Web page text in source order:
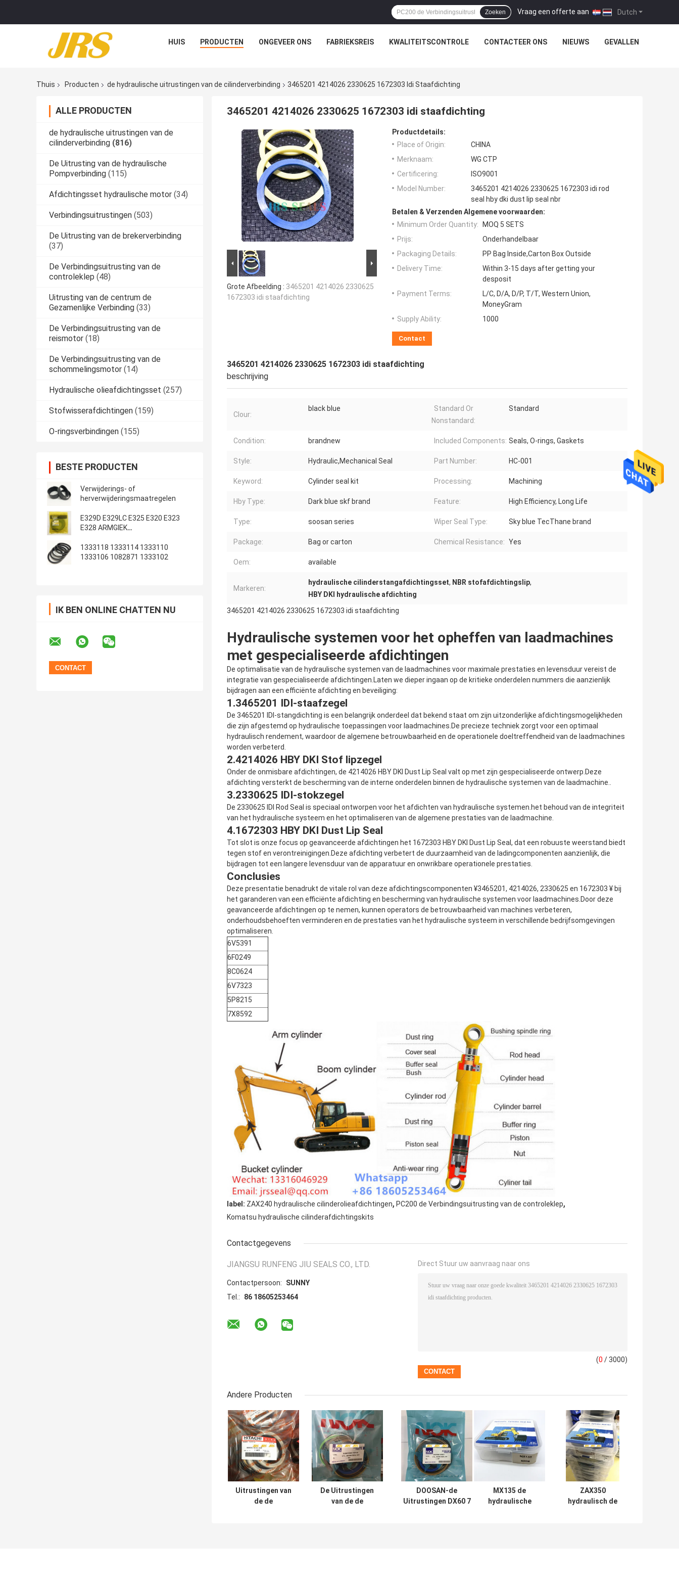
Dutch
Vraag een offerte aan |
Zoeken
HUIS PRODUCTEN ONGEVEER ONS FABRIEKSREIS KWALITEITSCONTROLE CONTACTEER ONS NIEUWS GEVALLEN
Thuis Producten de hydraulische uitrustingen van de cilinderverbinding 3465201 4214026 2330625 1672303 Idi Staafdichting
ALLE PRODUCTEN
de hydraulische uitrustingen van de
cilinderverbinding (816)
De Uitrusting van de hydraulische
Pompverbinding (115)
Afdichtingsset hydraulische motor (34)
Verbindingsuitrustingen (503)
De Uitrusting van de brekerverbinding
(37)
De Verbindingsuitrusting van de
controleklep (48)
Uitrusting van de centrum de
Gezamenlijke Verbinding (33)
De Verbindingsuitrusting van de
reismotor (18)
De Verbindingsuitrusting van de
schommelingsmotor (14)
Hydraulische olieafdichtingsset (257)
Stofwisserafdichtingen (159)
O-ringsverbindingen (155)
BESTE PRODUCTEN
Verwijderings- of
herverwijderingsmaatregelen
E329D E329LC E325 E320 E323
E328 ARMGIEK
1333118 1333114 1333110
1333106 1082871 1333102
IK BEN ONLINE CHATTEN NU
3465201 4214026 2330625 1672303 idi staafdichting
Grote Afbeelding : 3465201 4214026 2330625
1672303 idi staafdichting
Productdetails:
Place of Origin:
CHINA
Merknaam:
WG CTP
Certificering:
ISO9001
Model Number:
3465201 4214026 2330625 1672303 idi rod
seal hby dki dust lip seal nbr
Betalen & Verzenden Algemene voorwaarden:
Minimum Order Quantity:
MOQ 5 SETS
Prijs:
Onderhandelbaar
Packaging Details:
PP Bag Inside,Carton Box Outside
Delivery Time:
Within 3-15 days after getting your
desposit
Payment Terms:
L/C, D/A, D/P, T/T, Western Union,
MoneyGram
Supply Ability:
1000
Contact
3465201 4214026 2330625 1672303 idi staafdichting
beschrijving
Clour:
black blue
Standard Or
Nonstandard:
Standard
Condition: brandnew Included Components: Seals, O-rings, Gaskets
Style: Hydraulic,Mechanical Seal Part Number: HC-001
Keyword: Cylinder seal kit Processing: Machining
Hby Type: Dark blue skf brand Feature: High Efficiency, Long Life
Type: soosan series Wiper Seal Type: Sky blue TecThane brand
Package: Bag or carton Chemical Resistance: Yes
Oem: available
Markeren:
hydraulische cilinderstangafdichtingsset, NBR stofafdichtingslip,
HBY DKI hydraulische afdichting
3465201 4214026 2330625 1672303 idi staafdichting
Hydraulische systemen voor het opheffen van laadmachines
met gespecialiseerde afdichtingen
De optimalisatie van de hydraulische systemen van de laadmachines voor maximale prestaties en levensduur vereist de
integratie van gespecialiseerde afdichtingen.Laten we dieper ingaan op de kritieke onderdelen nummers die aanzienlijk
bijdragen aan een efficiënte afdichting en beveiliging:
1.3465201 IDI-staafzegel
De 3465201 IDI-stangdichting is een belangrijk onderdeel dat bekend staat om zijn uitzonderlijke afdichtingsmogelijkheden
die zijn afgestemd op hydraulische toepassingen voor laadmachines.De precieze techniek zorgt voor een optimaal
hydraulisch rendement, waardoor de algemene betrouwbaarheid en de operationele doeltreffendheid van de laadmachines
worden verbeterd.
2.4214026 HBY DKI Stof lipzegel
Onder de onmisbare afdichtingen, de 4214026 HBY DKI Dust Lip Seal valt op met zijn gespecialiseerde ontwerp.Deze
afdichting versterkt de bescherming van de interne onderdelen binnen de hydraulische systemen van de laadmachine..
3.2330625 IDI-stokzegel
De 2330625 IDI Rod Seal is speciaal ontworpen voor het afdichten van hydraulische systemen.het behoud van de integriteit
van het hydraulische systeem en het optimaliseren van de algemene prestaties van de laadmachine.
4.1672303 HBY DKI Dust Lip Seal
Tot slot is onze focus op geavanceerde afdichtingen het 1672303 HBY DKI Dust Lip Seal, dat een robuuste weerstand biedt
tegen stof en verontreinigingen.Deze afdichting verbetert de duurzaamheid van de ladingcomponenten aanzienlijk, die
bijdragen tot een langere levensduur van de apparatuur en onwrikbare operationele prestaties.
Conclusies
Deze presentatie benadrukt de vitale rol van deze afdichtingscomponenten ¥3465201, 4214026, 2330625 en 1672303 ¥ bij
het garanderen van een efficiënte afdichting en bescherming van hydraulische systemen voor laadmachines.Door deze
geavanceerde afdichtingen op te nemen, kunnen operators de betrouwbaarheid van machines verbeteren,
onderhoudsbehoeften verminderen en de prestaties van het hydraulische systeem in verschillende bedrijfsomgevingen
optimaliseren.
6V5391
6F0249
8C0624
6V7323
5P8215
7X8592
label: ZAX240 hydraulische cilinderolieafdichtingen, PC200 de Verbindingsuitrusting van de controleklep,
Komatsu hydraulische cilinderafdichtingskits
Contactgegevens
JIANGSU RUNFENG JIU SEALS CO., LTD.
Contactpersoon:
SUNNY
Tel.:
86 18605253464
Direct Stuur uw aanvraag naar ons
(0 / 3000)
Andere Producten
Uitrustingen van
de de
De Uitrustingen
van de de
DOOSAN-de
Uitrustingen DX60 7
MX135 de
hydraulische
ZAX350
hydraulisch de